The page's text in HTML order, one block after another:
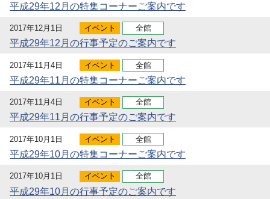
平成29年12月の特集コーナーご案内です
2017年12月1日 イベント 全館
平成29年12月の行事予定のご案内です
2017年11月4日 イベント 全館
平成29年11月の特集コーナーご案内です
2017年11月4日 イベント 全館
平成29年11月の行事予定のご案内です
2017年10月1日 イベント 全館
平成29年10月の特集コーナーご案内です
2017年10月1日 イベント 全館
平成29年10月の行事予定のご案内です